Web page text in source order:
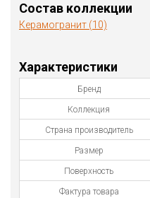
Состав коллекции
Керамогранит (10)
Характеристики
Бренд
Коллекция
Страна производитель
Размер
Поверхность
Фактура товара